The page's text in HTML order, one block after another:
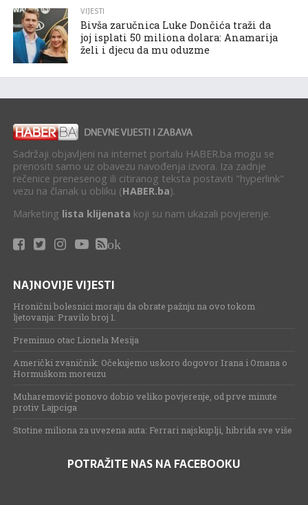
VIJESTI
Bivša zaručnica Luke Dončića traži da
joj isplati 50 miliona dolara: Anamarija
želi i djecu da mu oduzme
Sadržaji objavljeni na internet portalu HABER.ba mogu se
prenositi samo uz obavezu navođenja izvora. Iza zadnje
rečenice prenesenog ili citiranog teksta postaviti "hyperlink"
vezu na članak u obliku (HABER.ba).
Marketing lista klijenata koji su nam ukazali povjerenje.
ok
NAJNOVIJE VIJESTI
Hronični bolesnici moraju da obrate pažnju na ovo tokom
ljetovanja: Pravilo broj 1.
Preminuo otac Lionela Mesija
Američki zvaničnik: Očekujemo uskoro dogovor Irana i Omana o
Hormuškom moreuzu
Muharemović ponovo dobio veliko povjerenje, od prve minute
protiv Lajpciga
Stotine miliona za uvezena auta: Ferrari najskuplji, hibrida sve više
POTRAŽITE NAS NA FACEBOOKU